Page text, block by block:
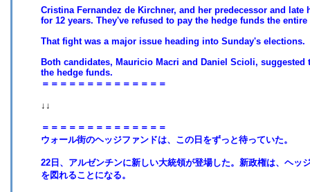
Cristina Fernandez de Kirchner, and her predecessor and
for 12 years. They've refused to pay the hedge funds the entire
That fight was a major issue heading into Sunday's elections.
Both candidates, Mauricio Macri and Daniel Scioli,
the hedge funds.
＝＝＝＝＝＝＝＝＝＝＝＝＝＝
↓↓
＝＝＝＝＝＝＝＝＝＝＝＝＝＝
ウォール街のヘッジファンドは、この日をずっと待っていた。
22日、アルゼンチンに新しい大統領が登場した。新政権は、ヘッ
を図れることになる。